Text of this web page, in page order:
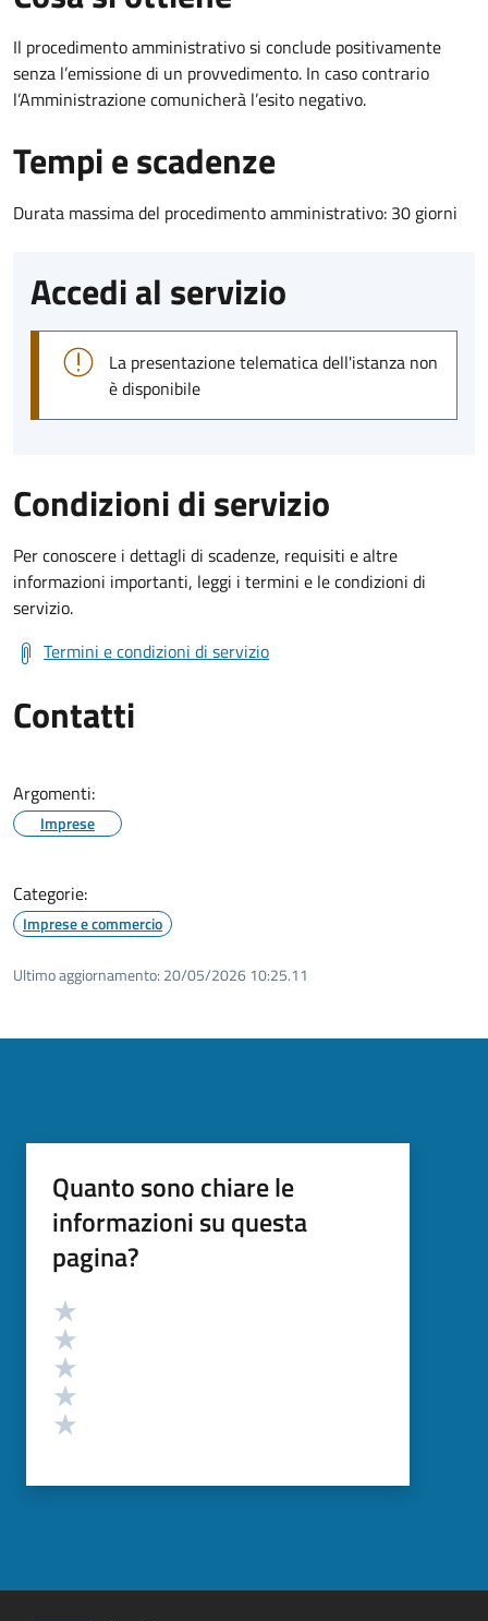
Il procedimento amministrativo si conclude positivamente
senza l’emissione di un provvedimento. In caso contrario
l’Amministrazione comunicherà l’esito negativo.
Tempi e scadenze
Durata massima del procedimento amministrativo: 30 giorni
Accedi al servizio
La presentazione telematica dell'istanza non
è disponibile
Condizioni di servizio
Per conoscere i dettagli di scadenze, requisiti e altre
informazioni importanti, leggi i termini e le condizioni di
servizio.
Termini e condizioni di servizio
Contatti
Argomenti:
Imprese
Categorie:
Imprese e commercio
Ultimo aggiornamento: 20/05/2026 10:25.11
Quanto sono chiare le
informazioni su questa
pagina?
Valutazione